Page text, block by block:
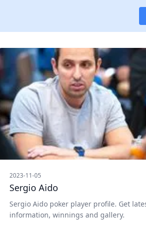
2023-11-05
Sergio Aido
Sergio Aido poker player profile. Get
information, winnings and gallery.